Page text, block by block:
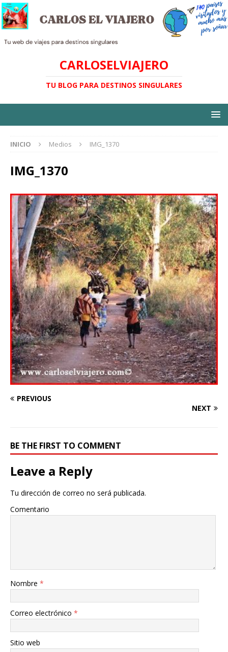
CARLOSELVIAJERO
TU BLOG PARA DESTINOS SINGULARES
INICIO Medios IMG_1370
IMG_1370
PREVIOUS
NEXT
BE THE FIRST TO COMMENT
Leave a Reply
Tu dirección de correo no será publicada.
Comentario
Nombre *
Correo electrónico *
Sitio web